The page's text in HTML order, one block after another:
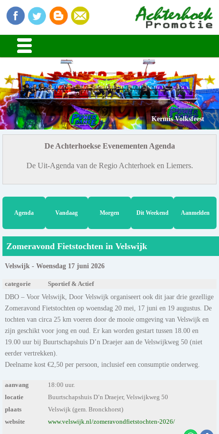
Kermis Volksfeest
De Achterhoekse Evenementen Agenda
De Uit-Agenda van de Regio Achterhoek en Liemers.
Agenda Vandaag Morgen Dit Weekend Aanmelden
Zomeravond Fietstochten in Velswijk
Velswijk - Woensdag 17 juni 2026
categorie Sportief & Actief
DBO – Voor Velswijk, Door Velswijk organiseert ook dit jaar drie gezellige
Zomeravond Fietstochten op woensdag 20 mei, 17 juni en 19 augustus. De
tochten van circa 25 km voeren door de mooie omgeving van Velswijk en
zijn geschikt voor jong en oud. Er kan worden gestart tussen 18.00 en
19.00 uur bij Buurtschapshuis D’n Draejer aan de Velswijkweg 50 (niet
eerder vertrekken).
Deelname kost €2,50 per persoon, inclusief een consumptie onderweg.
aanvang
18:00 uur.
locatie
Buurtschapshuis D’n Draejer, Velswijkweg 50
plaats
Velswijk (gem. Bronckhorst)
website
www.velswijk.nl/zomeravondfietstochten-2026/